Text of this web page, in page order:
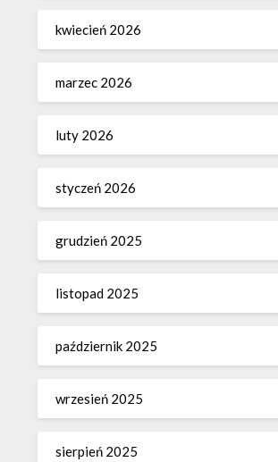
kwiecień 2026
marzec 2026
luty 2026
styczeń 2026
grudzień 2025
listopad 2025
październik 2025
wrzesień 2025
sierpień 2025